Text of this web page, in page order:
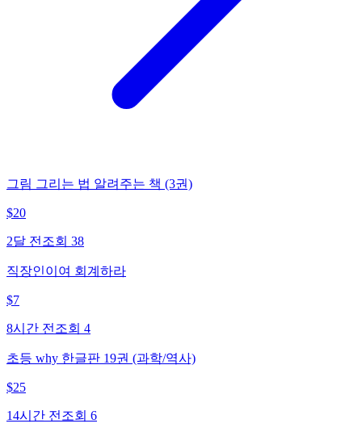
그림 그리는 법 알려주는 책 (3권)
$20
2달 전 조회 38
직장인이여 회계하라
$7
8시간 전 조회 4
초등 why 한글판 19권 (과학/역사)
$25
14시간 전 조회 6